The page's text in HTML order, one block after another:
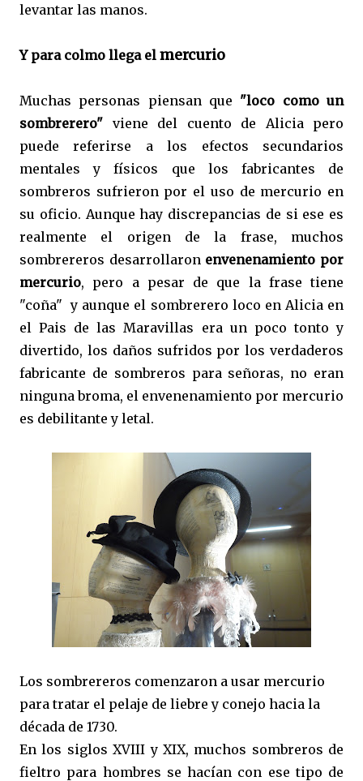
levantar las manos.
Y para colmo llega el mercurio
Muchas personas piensan que "loco como un
sombrerero" viene del cuento de Alicia pero
puede referirse a los efectos secundarios
mentales y físicos que los fabricantes de
sombreros sufrieron por el uso de mercurio en
su oficio. Aunque hay discrepancias de si ese es
realmente el origen de la frase, muchos
sombrereros desarrollaron envenenamiento por
mercurio, pero a pesar de que la frase tiene
"coña" y aunque el sombrerero loco en Alicia en
el Pais de las Maravillas era un poco tonto y
divertido, los daños sufridos por los verdaderos
fabricante de sombreros para señoras, no eran
ninguna broma, el envenenamiento por mercurio
es debilitante y letal.
Los sombrereros comenzaron a usar mercurio
para tratar el pelaje de liebre y conejo hacia la
década de 1730.
En los siglos XVIII y XIX, muchos sombreros de
fieltro para hombres se hacían con ese tipo de